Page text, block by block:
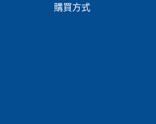
購買方式